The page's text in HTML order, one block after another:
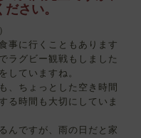
さい。
事に行くこともあります
ラグビー観戦もしました
していますね。
、ちょっとした空き時間
る時間も大切にしていま
んですが、雨の日だと家